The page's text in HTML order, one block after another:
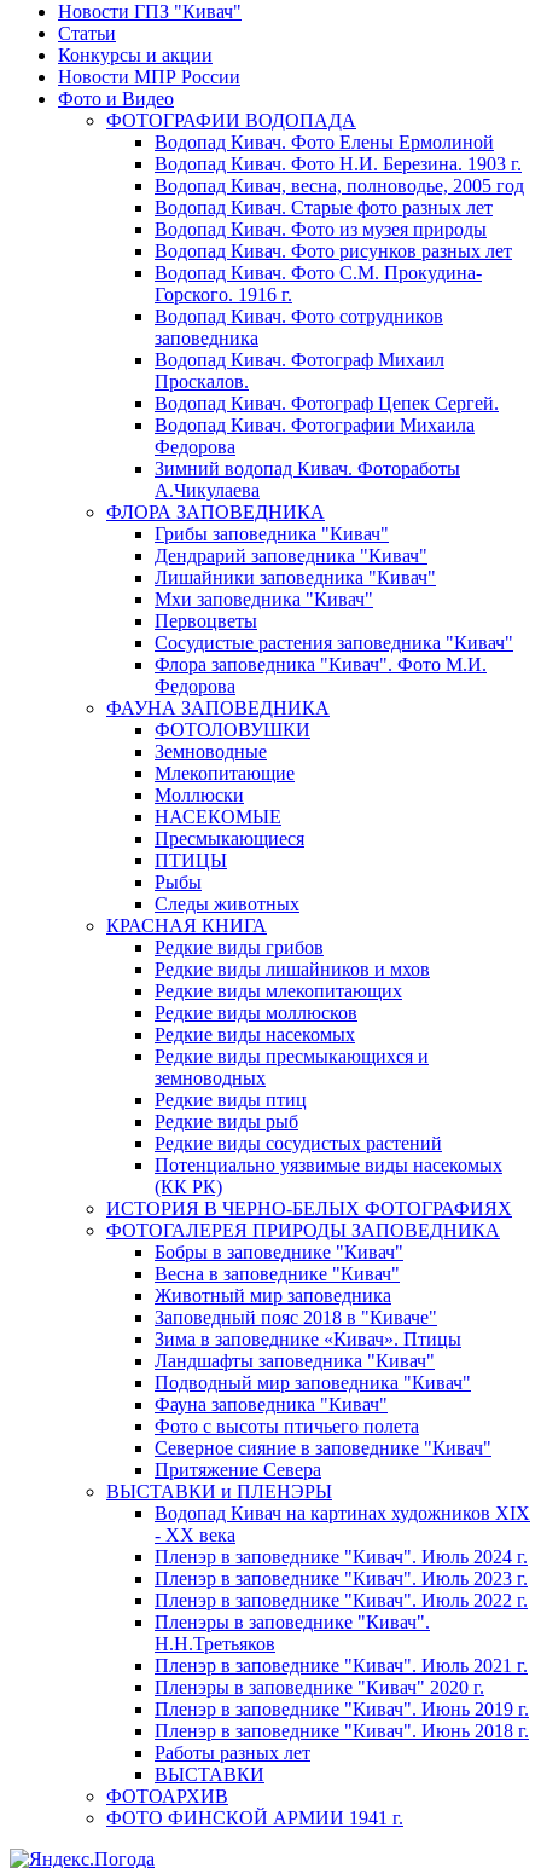
Новости ГПЗ "Кивач"
Статьи
Конкурсы и акции
Новости МПР России
Фото и Видео
ФОТОГРАФИИ ВОДОПАДА
Водопад Кивач. Фото Елены Ермолиной
Водопад Кивач. Фото Н.И. Березина. 1903 г.
Водопад Кивач, весна, полноводье, 2005 год
Водопад Кивач. Старые фото разных лет
Водопад Кивач. Фото из музея природы
Водопад Кивач. Фото рисунков разных лет
Водопад Кивач. Фото С.М. Прокудина-
Горского. 1916 г.
Водопад Кивач. Фото сотрудников
заповедника
Водопад Кивач. Фотограф Михаил
Проскалов.
Водопад Кивач. Фотограф Цепек Сергей.
Водопад Кивач. Фотографии Михаила
Федорова
Зимний водопад Кивач. Фотоработы
А.Чикулаева
ФЛОРА ЗАПОВЕДНИКА
Грибы заповедника "Кивач"
Дендрарий заповедника "Кивач"
Лишайники заповедника "Кивач"
Мхи заповедника "Кивач"
Первоцветы
Сосудистые растения заповедника "Кивач"
Флора заповедника "Кивач". Фото М.И.
Федорова
ФАУНА ЗАПОВЕДНИКА
ФОТОЛОВУШКИ
Земноводные
Млекопитающие
Моллюски
НАСЕКОМЫЕ
Пресмыкающиеся
ПТИЦЫ
Рыбы
Следы животных
КРАСНАЯ КНИГА
Редкие виды грибов
Редкие виды лишайников и мхов
Редкие виды млекопитающих
Редкие виды моллюсков
Редкие виды насекомых
Редкие виды пресмыкающихся и
земноводных
Редкие виды птиц
Редкие виды рыб
Редкие виды сосудистых растений
Потенциально уязвимые виды насекомых
(КК РК)
ИСТОРИЯ В ЧЕРНО-БЕЛЫХ ФОТОГРАФИЯХ
ФОТОГАЛЕРЕЯ ПРИРОДЫ ЗАПОВЕДНИКА
Бобры в заповеднике "Кивач"
Весна в заповеднике "Кивач"
Животный мир заповедника
Заповедный пояс 2018 в "Киваче"
Зима в заповеднике «Кивач». Птицы
Ландшафты заповедника "Кивач"
Подводный мир заповедника "Кивач"
Фауна заповедника "Кивач"
Фото с высоты птичьего полета
Северное сияние в заповеднике "Кивач"
Притяжение Севера
ВЫСТАВКИ и ПЛЕНЭРЫ
Водопад Кивач на картинах художников XIX
- XX века
Пленэр в заповеднике "Кивач". Июль 2024 г.
Пленэр в заповеднике "Кивач". Июль 2023 г.
Пленэр в заповеднике "Кивач". Июль 2022 г.
Пленэры в заповеднике "Кивач".
Н.Н.Третьяков
Пленэр в заповеднике "Кивач". Июль 2021 г.
Пленэры в заповеднике "Кивач" 2020 г.
Пленэр в заповеднике "Кивач". Июнь 2019 г.
Пленэр в заповеднике "Кивач". Июнь 2018 г.
Работы разных лет
ВЫСТАВКИ
ФОТОАРХИВ
ФОТО ФИНСКОЙ АРМИИ 1941 г.